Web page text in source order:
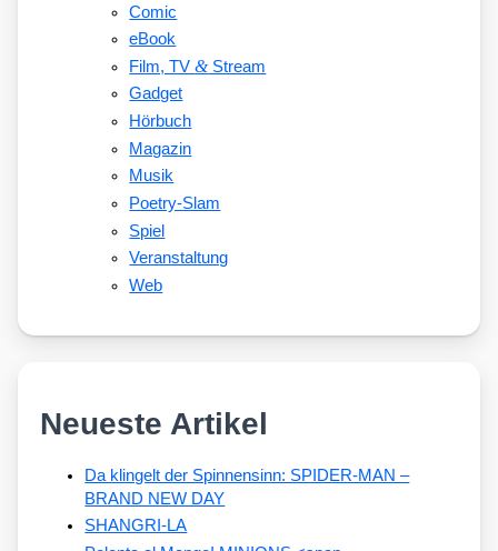
Comic
eBook
Film, TV&Stream
Gadget
Hörbuch
Magazin
Musik
Poetry-Slam
Spiel
Veranstaltung
Web
Neueste Artikel
Da klingelt der Spinnensinn: SPIDER-MAN –
BRAND NEW DAY
SHANGRI-LA